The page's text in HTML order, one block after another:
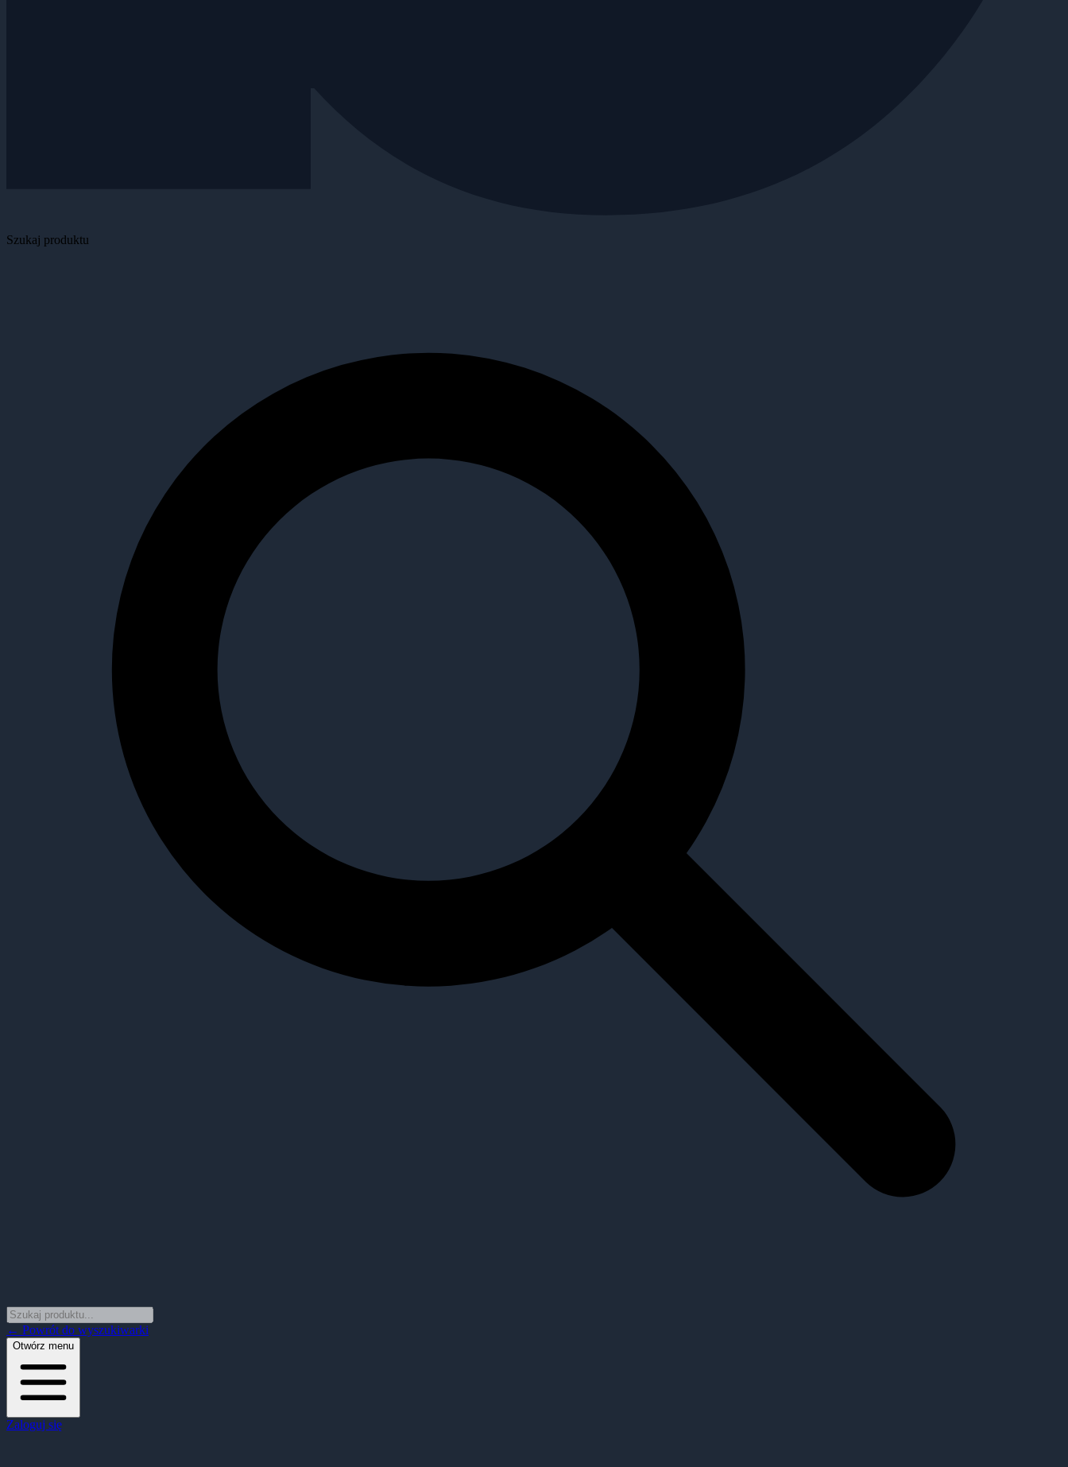
Szukaj produktu
← Powrót do wyszukiwarki
Otwórz menu
Zaloguj się